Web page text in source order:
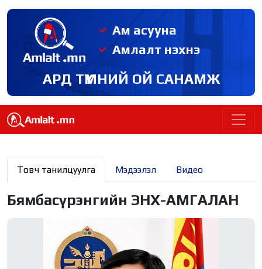
Ам асууна
Амлалт нэхнэ
АРД ТҮМНИЙ ОЙ САНАМЖ
Товч танилцуулга Мэдээлэл Видео
Бямбасүрэнгийн ЭНХ-АМГАЛАН